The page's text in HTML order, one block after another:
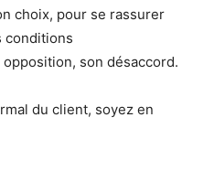
choix, pour se rassurer
conditions
son désaccord.
du client, soyez en